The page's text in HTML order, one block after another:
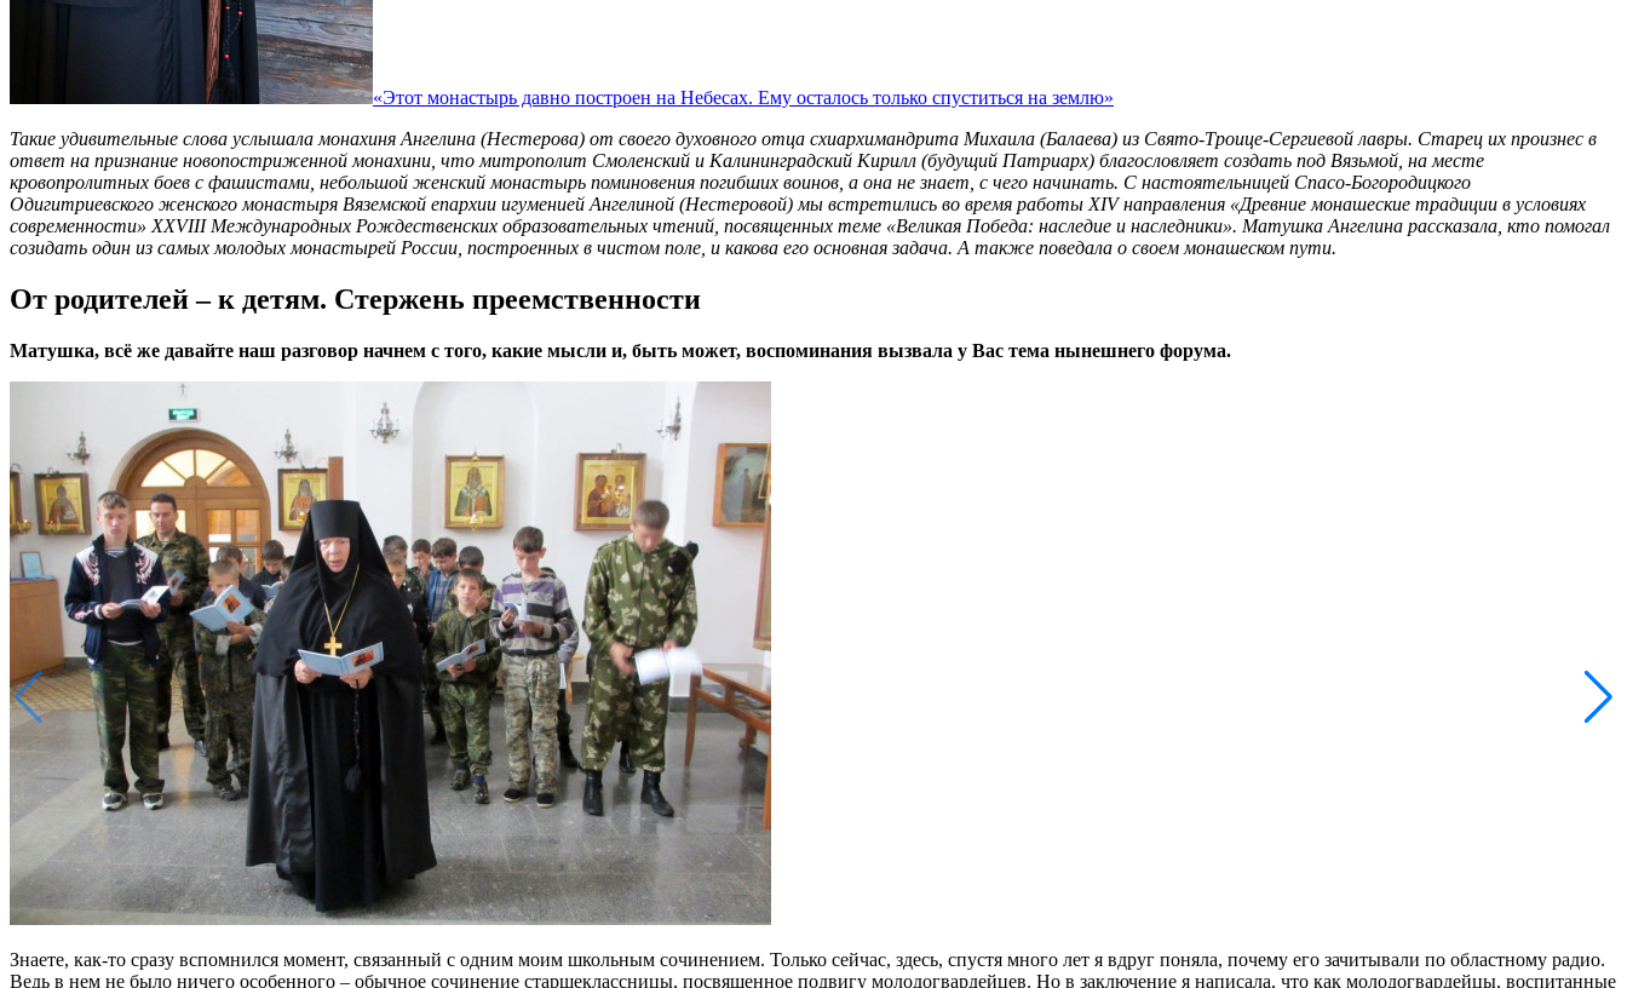
«Этот монастырь давно построен на Небесах. Ему осталось только спуститься на землю»
Такие удивительные слова услышала монахиня Ангелина (Нестерова) от своего духовного отца схиархимандрита Михаила (Балаева) из Свято-Троице-Сергиевой лавры. Старец их произнес в
ответ на признание новопостриженной монахини, что митрополит Смоленский и Калининградский Кирилл (будущий Патриарх) благословляет создать под Вязьмой, на месте
кровопролитных боев с фашистами, небольшой женский монастырь поминовения погибших воинов, а она не знает, с чего начинать. С настоятельницей Спасо-Богородицкого
Одигитриевского женского монастыря Вяземской епархии игуменией Ангелиной (Нестеровой) мы встретились во время работы XIV направления «Древние монашеские традиции в условиях
современности» XXVIII Международных Рождественских образовательных чтений, посвященных теме «Великая Победа: наследие и наследники». Матушка Ангелина рассказала, кто помогал
созидать один из самых молодых монастырей России, построенных в чистом поле, и какова его основная задача. А также поведала о своем монашеском пути.
От родителей – к детям. Стержень преемственности
Матушка, всё же давайте наш разговор начнем с того, какие мысли и, быть может, воспоминания вызвала у Вас тема нынешнего форума.
Знаете, как-то сразу вспомнился момент, связанный с одним моим школьным сочинением. Только сейчас, здесь, спустя много лет я вдруг поняла, почему его зачитывали по областному радио.
Ведь в нем не было ничего особенного – обычное сочинение старшеклассницы, посвященное подвигу молодогвардейцев. Но в заключение я написала, что как молодогвардейцы, воспитанные